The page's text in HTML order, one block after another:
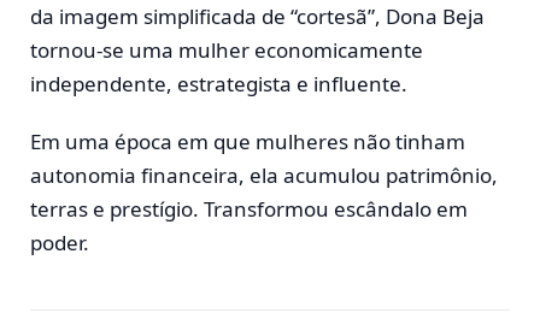
da imagem simplificada de “cortesã”, Dona Beja
tornou-se uma mulher economicamente
independente, estrategista e influente.
Em uma época em que mulheres não tinham
autonomia financeira, ela acumulou patrimônio,
terras e prestígio. Transformou escândalo em
poder.